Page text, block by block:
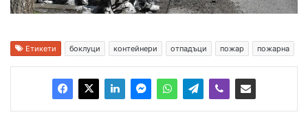
Етикети боклуци контейнери отпадъци пожар пожарна